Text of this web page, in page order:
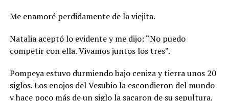
Me enamoré perdidamente de la viejita.
Natalia aceptó lo evidente y me dijo: “No puedo
competir con ella. Vivamos juntos los tres”.
Pompeya estuvo durmiendo bajo ceniza y tierra unos 20
siglos. Los enojos del Vesubio la escondieron del mundo
y hace poco más de un siglo la sacaron de su sepultura.